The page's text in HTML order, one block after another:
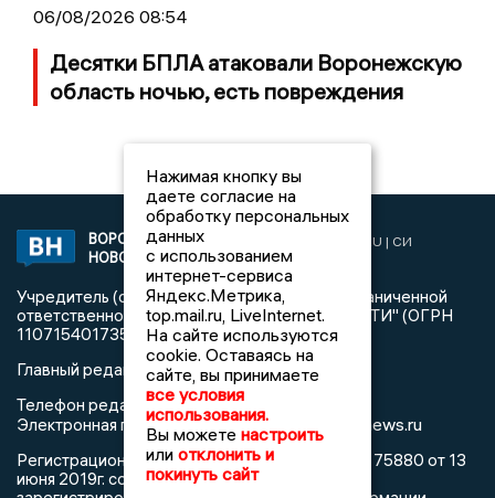
06/08/2026 08:54
Десятки БПЛА атаковали Воронежскую
область ночью, есть повреждения
ВОРОНЕЖСКИЕ
НОВОСТИ
2019 © VORONEZHNEWS.RU | СИ
«Воронежские новости»
Учредитель (соучредители): Общество с ограниченной
ответственностью "РЕГИОНАЛЬНЫЕ НОВОСТИ" (ОГРН
1107154017354)
Главный редактор: Пирогов А.А.
Телефон редакции: +7 (473) 262 77 92
Электронная почта редакции:info@voronezhnews.ru
Регистрационный номер: серия Эл № ФС 77 - 75880 от 13
июня 2019г. согласно выписке из реестра
Нажимая кнопку вы
даете согласие на
обработку персональных
данных
с использованием
интернет-сервиса
Яндекс.Метрика,
top.mail.ru, LiveInternet.
На сайте используются
cookie. Оставаясь на
сайте, вы принимаете
все условия
использования.
Вы можете настроить
или отклонить и
покинуть сайт